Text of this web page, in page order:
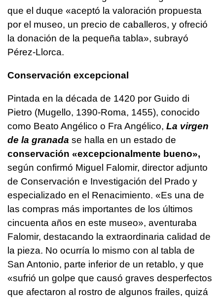
que el duque «aceptó la valoración propuesta
por el museo, un precio de caballeros, y ofreció
la donación de la pequeña tabla», subrayó
Pérez-Llorca.
Conservación excepcional
Pintada en la década de 1420 por Guido di
Pietro (Mugello, 1390-Roma, 1455), conocido
como Beato Angélico o Fra Angélico, La virgen
de la granada se halla en un estado de
conservación «excepcionalmente bueno»,
según confirmó Miguel Falomir, director adjunto
de Conservación e Investigación del Prado y
especializado en el Renacimiento. «Es una de
las compras más importantes de los últimos
cincuenta años en este museo», aventuraba
Falomir, destacando la extraordinaria calidad de
la pieza. No ocurría lo mismo con al tabla de
San Antonio, parte inferior de un retablo, y que
«sufrió un golpe que causó graves desperfectos
que afectaron al rostro de algunos frailes, quizá